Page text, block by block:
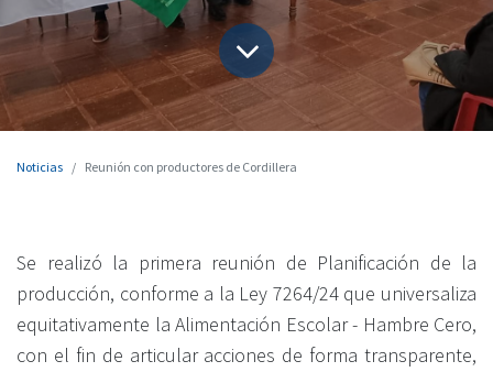
Noticias Reunión con productores de Cordillera
Se realizó la primera reunión de Planificación de la
producción, conforme a la Ley 7264/24 que universaliza
equitativamente la Alimentación Escolar - Hambre Cero,
con el fin de articular acciones de forma transparente,